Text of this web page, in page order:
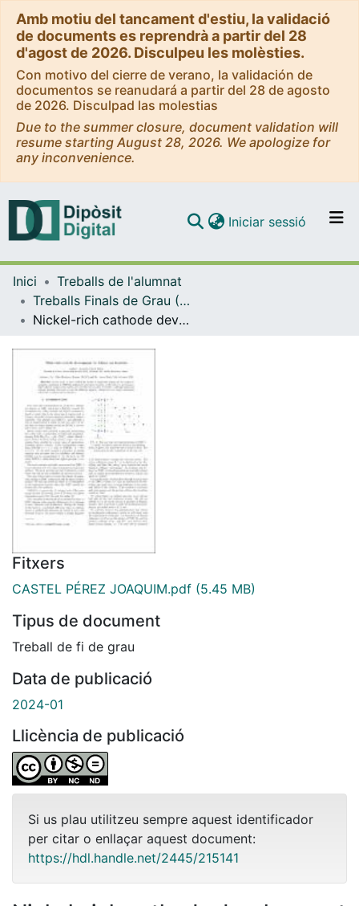
Amb motiu del tancament d'estiu, la validació
de documents es reprendrà a partir del 28
d'agost de 2026. Disculpeu les molèsties.
Con motivo del cierre de verano, la validación de
documentos se reanudará a partir del 28 de agosto
de 2026. Disculpad las molestias
Due to the summer closure, document validation will
resume starting August 28, 2026. We apologize for
any inconvenience.
Navega per tot el DD
Iniciar sessió (current)
Inici
Treballs de l'alumnat
Treballs Finals de Grau (TFG) - Física
Nickel-rich cathode development for lithium-ion batteries
Fitxers
CASTEL PÉREZ JOAQUIM.pdf (5.45 MB)
Tipus de document
Treball de fi de grau
Data de publicació
2024-01
Llicència de publicació
Si us plau utilitzeu sempre aquest identificador
per citar o enllaçar aquest document:
https://hdl.handle.net/2445/215141